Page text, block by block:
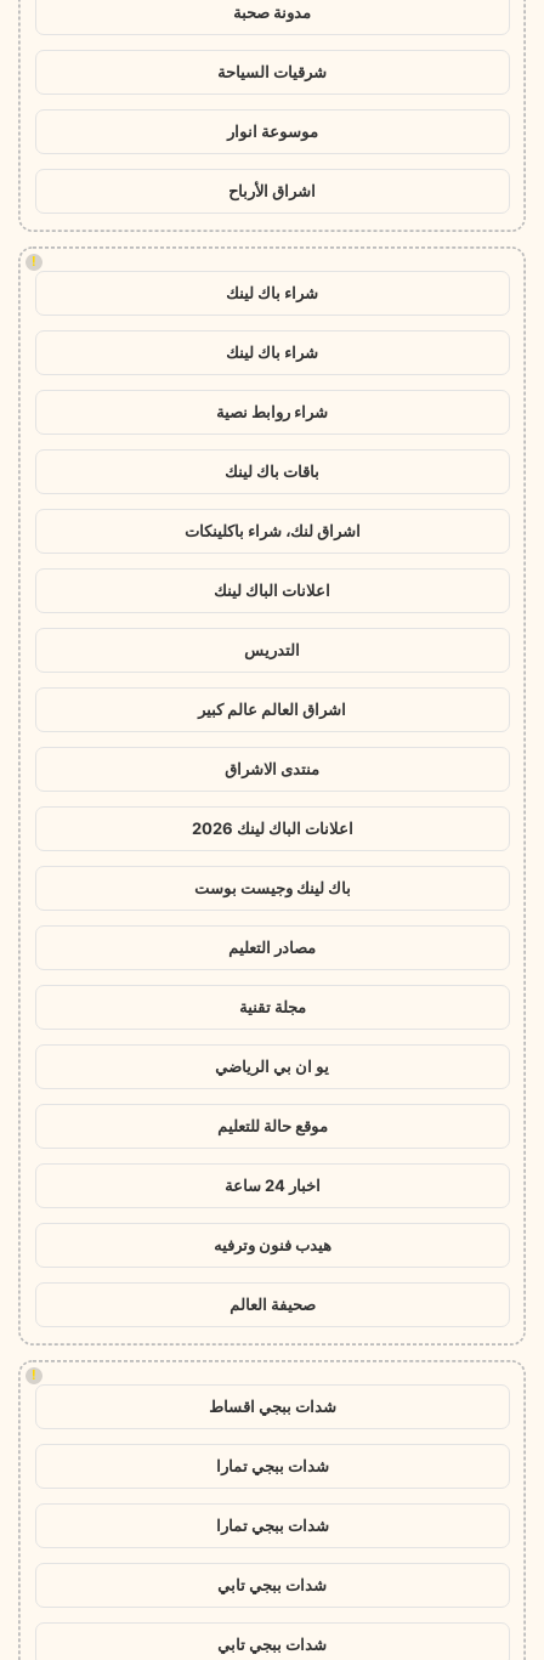
مدونة صحبة
شرقيات السياحة
موسوعة انوار
اشراق الأرباح
!
شراء باك لينك
شراء باك لينك
شراء روابط نصية
باقات باك لينك
اشراق لنك، شراء باكلينكات
اعلانات الباك لينك
التدريس
اشراق العالم عالم كبير
منتدى الاشراق
اعلانات الباك لينك 2026
باك لينك وجيست بوست
مصادر التعليم
مجلة تقنية
يو ان بي الرياضي
موقع حالة للتعليم
اخبار 24 ساعة
هيدب فنون وترفيه
صحيفة العالم
!
شدات ببجي اقساط
شدات ببجي تمارا
شدات ببجي تمارا
شدات ببجي تابي
شدات ببجي تابي